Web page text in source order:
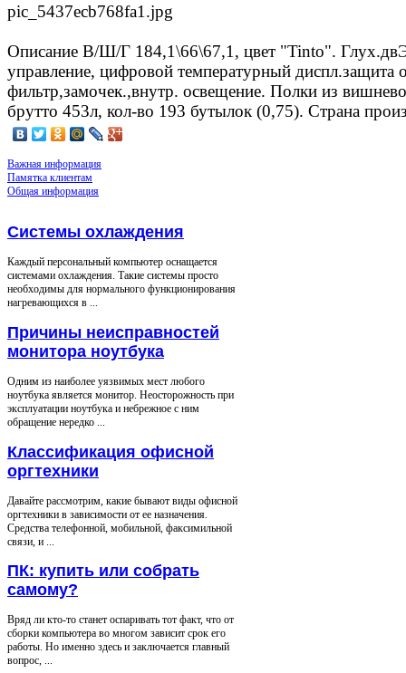
pic_5437ecb768fa1.jpg
Описание В/Ш/Г 184,1\66\67,1, цвет "Tinto".
управление, цифровой температурный диспл.защита
фильтр,замочек.,внутр. освещение. Полки из
брутто 453л, кол-во 193 бутылок (0,75). Страна
Важная информация
Памятка клиентам
Общая информация
Системы охлаждения
Каждый персональный компьютер оснащается
системами охлаждения. Такие системы просто
необходимы для нормального функционирования
нагревающихся в ...
Причины неисправностей
монитора ноутбука
Одним из наиболее уязвимых мест любого
ноутбука является монитор. Неосторожность при
эксплуатации ноутбука и небрежное с ним
обращение нередко ...
Классификация офисной
оргтехники
Давайте рассмотрим, какие бывают виды офисной
оргтехники в зависимости от ее назначения.
Средства телефонной, мобильной, факсимильной
связи, и ...
ПК: купить или собрать
самому?
Вряд ли кто-то станет оспаривать тот факт, что от
сборки компьютера во многом зависит срок его
работы. Но именно здесь и заключается главный
вопрос, ...